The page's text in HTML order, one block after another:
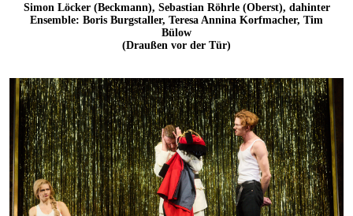
Simon Löcker (Beckmann), Sebastian Röhrle (Oberst), dahinter
Ensemble: Boris Burgstaller, Teresa Annina Korfmacher, Tim
Bülow
(Draußen vor der Tür)